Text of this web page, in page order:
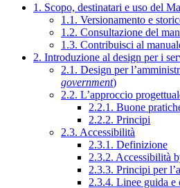
1. Scopo, destinatari e uso del
1.1. Versionamento e
1.2. Consultazione del
1.3. Contribuisci al
2. Introduzione al design per i
2.1. Design per
government)
2.2. L’approccio
2.2.1. Buone
2.2.2. Principi
2.3. Accessibilità
2.3.1. Definizione
2.3.2. Accessibilità
2.3.3. Principi per
2.3.4. Linee guida e